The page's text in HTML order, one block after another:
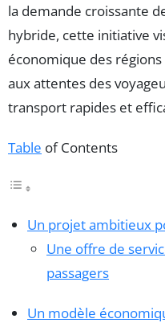
la demande croissante
hybride, cette initiative
économique des
aux attentes des
transport rapides et
Table of Contents
Un projet ambitieux
Une offre de
passagers
Un modèle